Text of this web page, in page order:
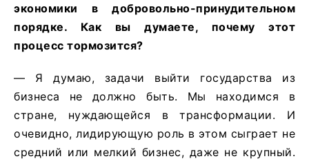
экономики в добровольно-принудительном
порядке. Как вы думаете, почему этот
процесс тормозится?
— Я думаю, задачи выйти государства из
бизнеса не должно быть. Мы находимся в
стране, нуждающейся в трансформации. И
очевидно, лидирующую роль в этом сыграет не
средний или мелкий бизнес, даже не крупный.